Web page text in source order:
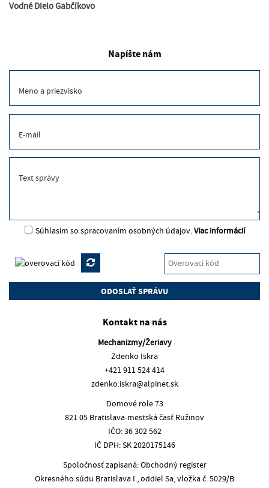
Vodné Dielo Gabčíkovo
Napíšte nám
Meno a priezvisko
E-mail
Text správy
Súhlasím so spracovaním osobných údajov.Viac informácií
Kontakt na nás
Mechanizmy/Žeriavy
Zdenko Iskra
+421 911 524 414
zdenko.iskra@alpinet.sk
Domové role 73
821 05 Bratislava-mestská časť Ružinov
IČO: 36 302 562
IČ DPH: SK 2020175146
Spoločnosť zapísaná: Obchodný register
Okresného súdu Bratislava I., oddiel Sa, vložka č. 5029/B